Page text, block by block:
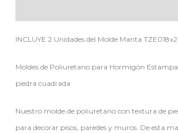
INCLUYE 2 Unidades del Molde Manta TZE018x2
Moldes de Poliuretano para Hormigón
piedra cuadrada
Nuestro molde de poliuretano con textura de
para decorar pisos, paredes y muros. De esta